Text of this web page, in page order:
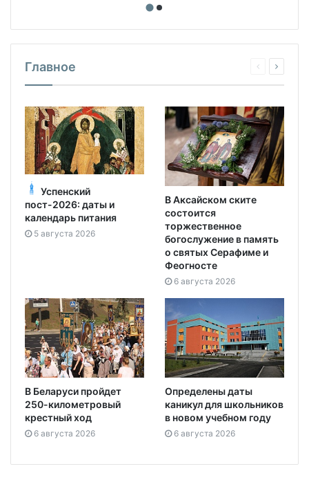
Главное
Успенский
пост-2026: даты и
календарь питания
5 августа 2026
В Аксайском ските
состоится
торжественное
богослужение в память
о святых Серафиме и
Феогносте
6 августа 2026
В Беларуси пройдет
250-километровый
крестный ход
6 августа 2026
Определены даты
каникул для школьников
в новом учебном году
6 августа 2026